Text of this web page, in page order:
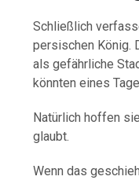
Schließlich
persischen König.
als gefährliche
könnten eines
Natürlich hoffen
glaubt.
Wenn das